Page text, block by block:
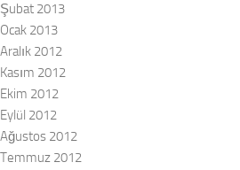
Şubat 2013
Ocak 2013
Aralık 2012
Kasım 2012
Ekim 2012
Eylül 2012
Ağustos 2012
Temmuz 2012